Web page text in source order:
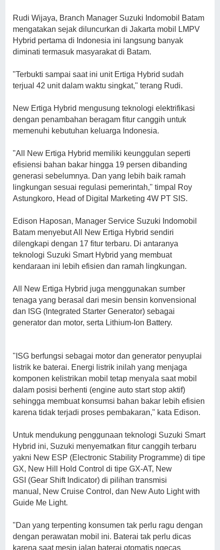
Rudi Wijaya, Branch Manager Suzuki Indomobil Batam
mengatakan sejak diluncurkan di Jakarta mobil LMPV
Hybrid pertama di Indonesia ini langsung banyak
diminati termasuk masyarakat di Batam.
"Terbukti sampai saat ini unit Ertiga Hybrid sudah
terjual 42 unit dalam waktu singkat," terang Rudi.
New Ertiga Hybrid mengusung teknologi elektrifikasi
dengan penambahan beragam fitur canggih untuk
memenuhi kebutuhan keluarga Indonesia.
"All New Ertiga Hybrid memiliki keunggulan seperti
efisiensi bahan bakar hingga 19 persen dibanding
generasi sebelumnya. Dan yang lebih baik ramah
lingkungan sesuai regulasi pemerintah," timpal
Roy
Astungkoro, Head of Digital Marketing 4W PT SIS.
Edison Haposan, Manager Service Suzuki Indomobil
Batam menyebutAll New Ertiga Hybrid sendiri
dilengkapi dengan 17 fitur terbaru. Di antaranya
teknologi Suzuki Smart Hybrid yang membuat
kendaraan ini lebih efisien dan ramah lingkungan.
All New Ertiga Hybrid juga menggunakan sumber
tenaga yang berasal dari mesin bensin konvensional
dan ISG (Integrated Starter Generator) sebagai
generator dan motor, serta Lithium-Ion Battery.
"ISG berfungsi sebagai motor dan generator penyuplai
listrik ke baterai. Energi listrik inilah yang menjaga
komponen kelistrikan mobil tetap menyala saat mobil
dalam posisi berhenti (engine auto start stop aktif)
sehingga membuat konsumsi bahan bakar lebih efisien
karena tidak terjadi proses pembakaran," kata Edison.
Untuk mendukung penggunaan teknologi Suzuki Smart
Hybrid ini, Suzuki menyematkan fitur canggih terbaru
yakni New ESP (Electronic Stability Programme) di tipe
GX, New Hill Hold Control di tipe GX-AT, New
GSI (Gear Shift Indicator) di pilihan transmisi
manual, New Cruise Control, dan New Auto Light with
Guide Me Light.
"Dan yang terpenting konsumen tak perlu ragu dengan
dengan perawatan mobil ini. Baterai tak perlu dicas
karena saat mesin jalan baterai otomatis ngecas